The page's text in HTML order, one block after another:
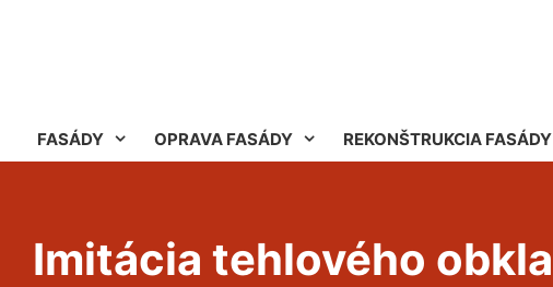
FASÁDY OPRAVA FASÁDY REKONŠTRUKCIA FASÁDY
Imitácia tehlového